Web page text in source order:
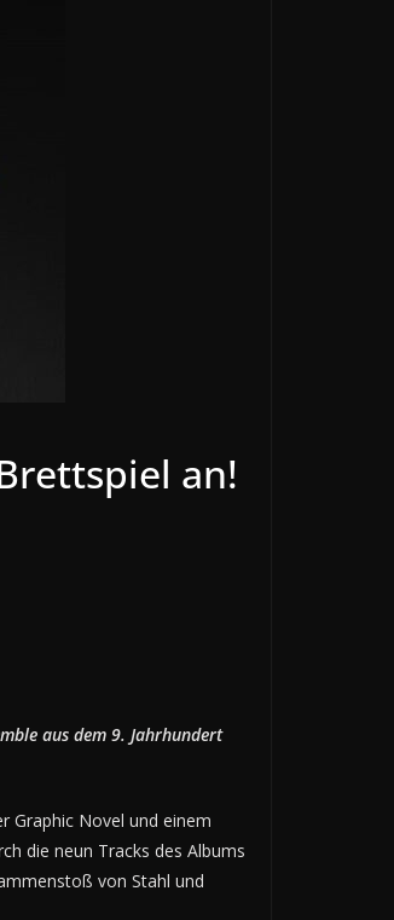
an!
aus dem 9. Jahrhundert
Graphic Novel und einem
die neun Tracks des Albums
von Stahl und